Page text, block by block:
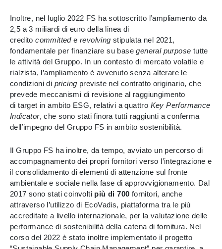
Inoltre, nel luglio 2022 FS ha sottoscritto l’ampliamento da
2,5 a 3 miliardi di euro della linea di
creditocommittede revolvingstipulata nel 2021,
fondamentale per finanziare su basegeneral purpose tutte
le attività del Gruppo. In un contesto di mercato volatile e
rialzista, l’ampliamento è avvenuto senza alterare le
condizioni di pricing previste nel contratto originario, che
prevede meccanismi di revisione al raggiungimento
di target in ambito ESG, relativi a quattro Key Performance
Indicator, che sono stati finora tutti raggiunti a conferma
dell’impegno del Gruppo FS in ambito sostenibilità.
Il Gruppo FS ha inoltre, da tempo, avviato un percorso di
accompagnamento dei propri fornitori verso l’integrazione e
il consolidamento di elementi di attenzione sul fronte
ambientale e sociale nella fase di approvvigionamento. Dal
2017 sono stati coinvolti più di 700 fornitori, anche
attraverso l’utilizzo di EcoVadis, piattaforma tra le più
accreditate a livello internazionale, per la valutazione delle
performance di sostenibilità della catena di fornitura. Nel
corso del 2022 è stato inoltre implementato il progetto